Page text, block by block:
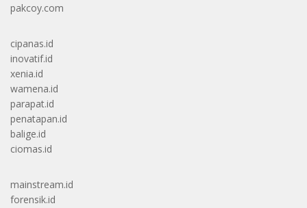
pakcoy.com
cipanas.id
inovatif.id
xenia.id
wamena.id
parapat.id
penatapan.id
balige.id
ciomas.id
mainstream.id
forensik.id